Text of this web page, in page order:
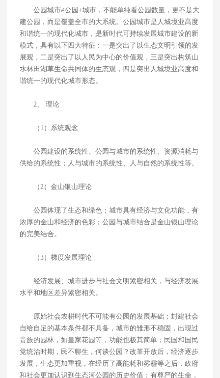
公园城市≠公园+城市，不能单纯看公园数量，更不是大
建公园，而是覆盖全市的大系统。公园城市是人城境业高度
和谐统一的现代化城市，是新时代可持续发展城市建设的新
模式，具有以下四大特征：一是突出了以生态文明引领的发
展观，二是突出了以人民为中心的价值观，三是突出构筑山
水林田湖草生命共同体的生态观，四是突出人城境业高度和
谐统一的现代化城市形态。
2、 理论
（1）系统观念
公园建设的系统性、公园与城市的系统性、资源消耗与
供给的系统性；人与城市的系统性、人与自然的系统性等。
（2）金山银山理论
公园体现了生态和绿色；城市具有经济与文化功能，有
浓厚的金山和经济的色彩；公园与城市结合是金山银山理论
的完美结合。
（3）梯度发展理论
经济发展、城市进步与社会文明紧密相关，与经济发展
水平和地区差异紧密相关。
原始社会农耕时代不可能有公园的发展基础；封建社会
自给自足的基本条件都不具备，城市的雏形不稳固，出现过
贵族的园林，如皇家花园等，功能也极其简单；民国和国民
党统治时期，民不聊生，何谈公园？改革开放后，经济逐步
发展，生态更加重视，在经历了高能耗和雾霾等之后，政府
和社会更加认识到生态河公园的历史价值；有尊严的生命，